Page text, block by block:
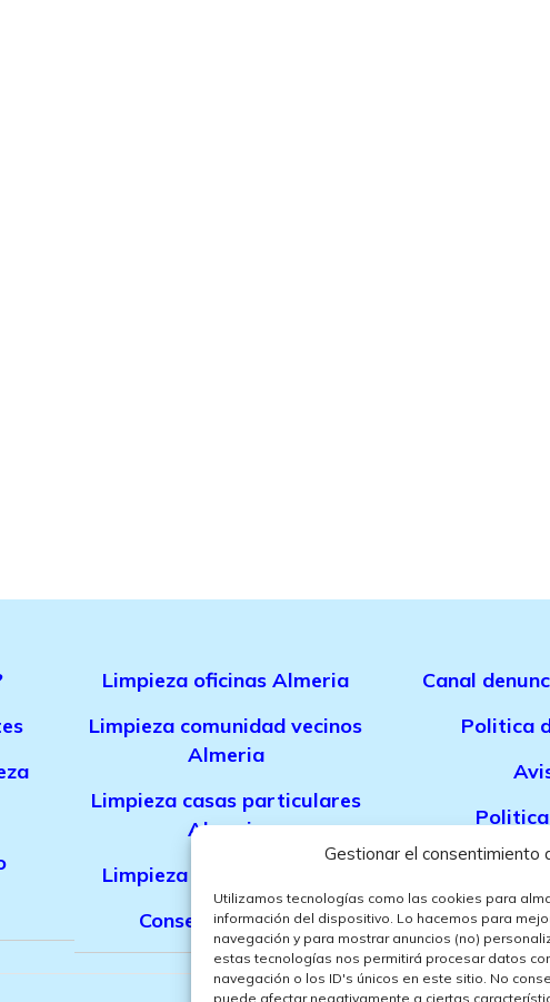
Gestionar el consentimiento
Utilizamos tecnologías como las cookies para
información del dispositivo. Lo hacemos para
navegación y para mostrar anuncios (no)
estas tecnologías nos permitirá procesar datos
navegación o los ID's únicos en este sitio. No
puede afectar negativamente a ciertas
Limpieza oficinas Almeria
Limpieza comunidad vecinos
Almeria
Limpieza casas particulares
Almeria
Limpieza de obra Almeria
Conserjes Almeria
Canal
Politica
Politica de